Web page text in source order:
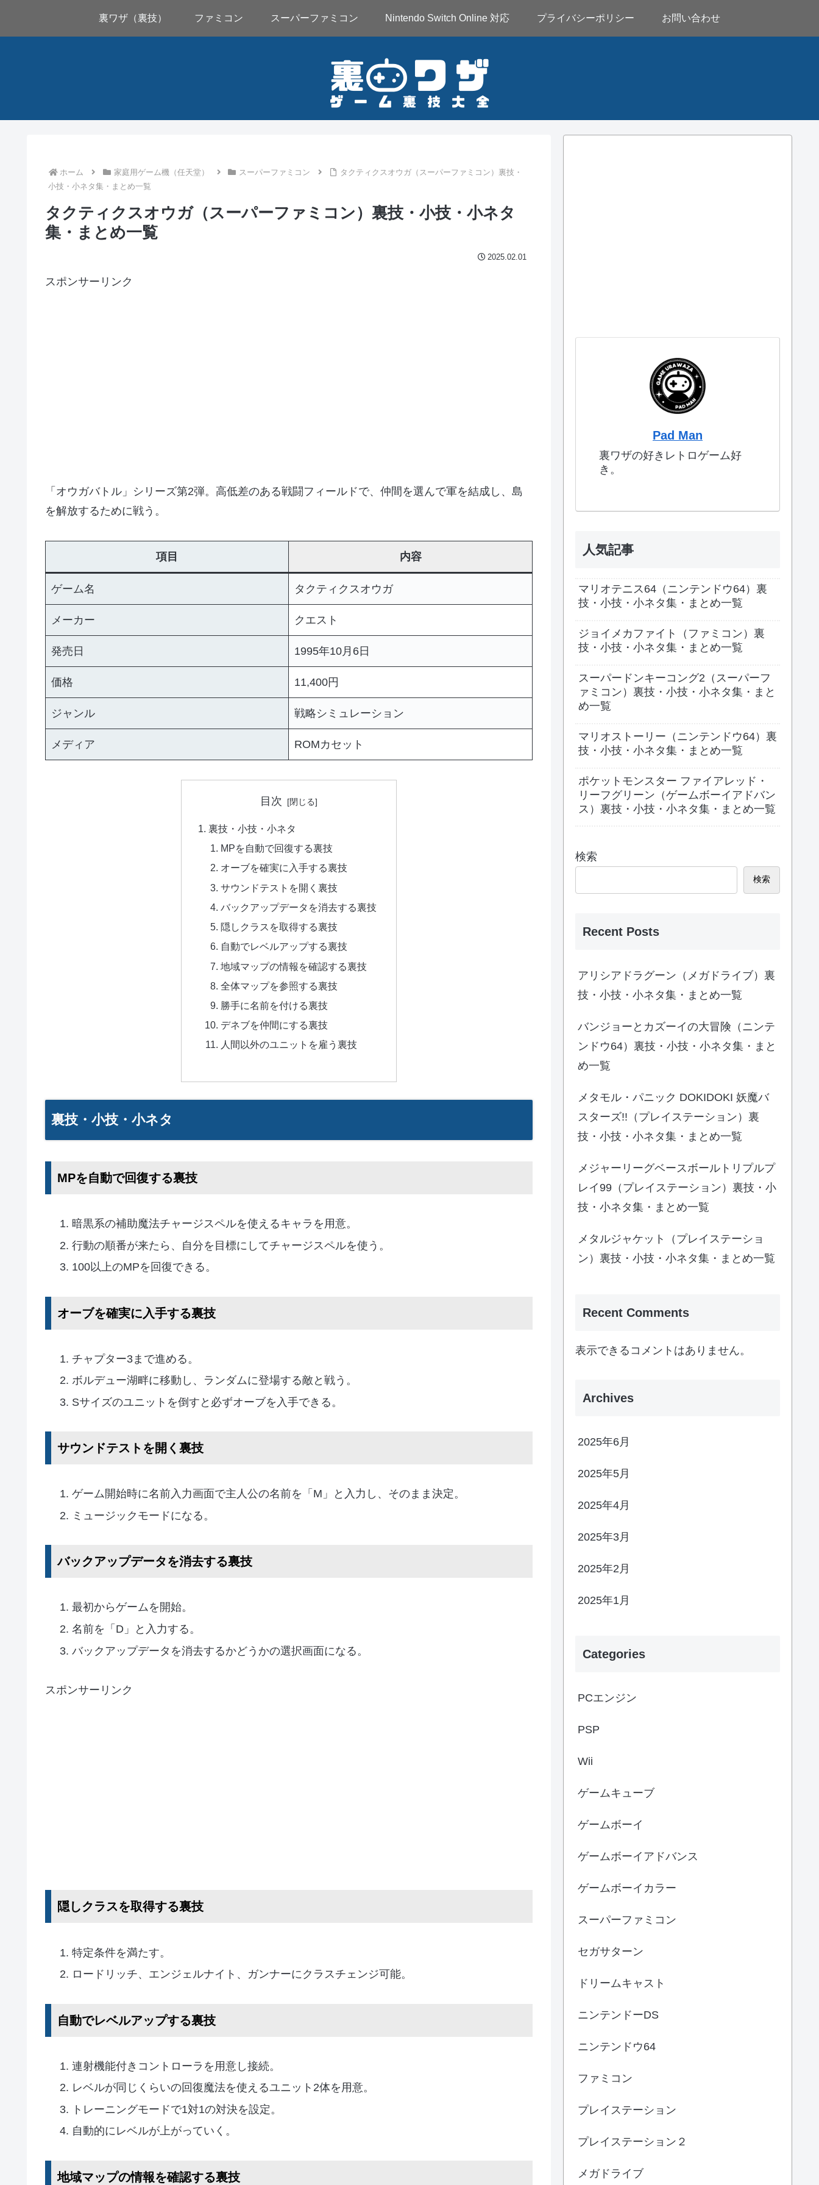
裏ワザ（裏技） ファミコン スーパーファミコン Nintendo Switch Online 対応 プライバシーポリシー お問い合わせ
ホーム 家庭用ゲーム機（任天堂） スーパーファミコン
タクティクスオウガ（スーパーファミコン）裏技・
小技・小ネタ集・まとめ一覧
タクティクスオウガ（スーパーファミコン）裏技・小技・小ネタ
集・まとめ一覧
2025.02.01
スポンサーリンク
「オウガバトル」シリーズ第2弾。高低差のある戦闘フィールドで、仲間を選んで軍を結成し、島
を解放するために戦う。
項目 内容
ゲーム名 タクティクスオウガ
メーカー クエスト
発売日 1995年10月6日
価格 11,400円
ジャンル 戦略シミュレーション
メディア ROMカセット
目次
裏技・小技・小ネタ
MPを自動で回復する裏技
オーブを確実に入手する裏技
サウンドテストを開く裏技
バックアップデータを消去する裏技
隠しクラスを取得する裏技
自動でレベルアップする裏技
地域マップの情報を確認する裏技
全体マップを参照する裏技
勝手に名前を付ける裏技
デネブを仲間にする裏技
人間以外のユニットを雇う裏技
裏技・小技・小ネタ
MPを自動で回復する裏技
暗黒系の補助魔法チャージスペルを使えるキャラを用意。
行動の順番が来たら、自分を目標にしてチャージスペルを使う。
100以上のMPを回復できる。
オーブを確実に入手する裏技
チャプター3まで進める。
ボルデュー湖畔に移動し、ランダムに登場する敵と戦う。
Sサイズのユニットを倒すと必ずオーブを入手できる。
サウンドテストを開く裏技
ゲーム開始時に名前入力画面で主人公の名前を「M」と入力し、そのまま決定。
ミュージックモードになる。
バックアップデータを消去する裏技
最初からゲームを開始。
名前を「D」と入力する。
バックアップデータを消去するかどうかの選択画面になる。
スポンサーリンク
隠しクラスを取得する裏技
特定条件を満たす。
ロードリッチ、エンジェルナイト、ガンナーにクラスチェンジ可能。
自動でレベルアップする裏技
連射機能付きコントローラを用意し接続。
レベルが同じくらいの回復魔法を使えるユニット2体を用意。
トレーニングモードで1対1の対決を設定。
自動的にレベルが上がっていく。
地域マップの情報を確認する裏技
Pad Man
裏ワザの好きレトロゲーム好
き。
人気記事
マリオテニス64（ニンテンドウ64）裏
技・小技・小ネタ集・まとめ一覧
ジョイメカファイト（ファミコン）裏
技・小技・小ネタ集・まとめ一覧
スーパードンキーコング2（スーパーフ
ァミコン）裏技・小技・小ネタ集・まと
め一覧
マリオストーリー（ニンテンドウ64）裏
技・小技・小ネタ集・まとめ一覧
ポケットモンスター ファイアレッド・
リーフグリーン（ゲームボーイアドバン
ス）裏技・小技・小ネタ集・まとめ一覧
検索
検索
Recent Posts
アリシアドラグーン（メガドライブ）裏
技・小技・小ネタ集・まとめ一覧
バンジョーとカズーイの大冒険（ニンテ
ンドウ64）裏技・小技・小ネタ集・まと
め一覧
メタモル・パニック DOKIDOKI 妖魔バ
スターズ!!（プレイステーション）裏
技・小技・小ネタ集・まとめ一覧
メジャーリーグベースボールトリプルプ
レイ99（プレイステーション）裏技・小
技・小ネタ集・まとめ一覧
メタルジャケット（プレイステーショ
ン）裏技・小技・小ネタ集・まとめ一覧
Recent Comments
表示できるコメントはありません。
Archives
2025年6月
2025年5月
2025年4月
2025年3月
2025年2月
2025年1月
Categories
PCエンジン
PSP
Wii
ゲームキューブ
ゲームボーイ
ゲームボーイアドバンス
ゲームボーイカラー
スーパーファミコン
セガサターン
ドリームキャスト
ニンテンドーDS
ニンテンドウ64
ファミコン
プレイステーション
プレイステーション２
メガドライブ